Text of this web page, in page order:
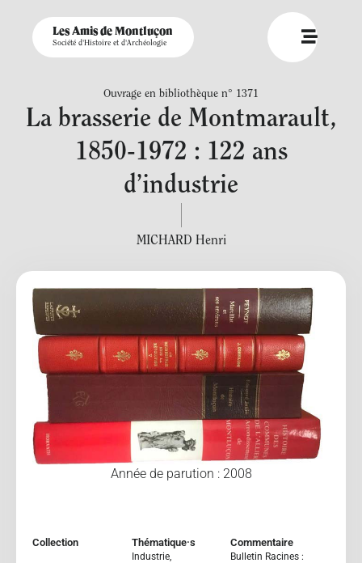
Les Amis de Montluçon
Société d'Histoire et d'Archéologie
Ouvrage en bibliothèque n° 1371
La brasserie de Montmarault,
1850-1972 : 122 ans
d’industrie
MICHARD Henri
Année de parution : 2008
Collection Thématique·s
Industrie,
Commentaire
Bulletin Racines :